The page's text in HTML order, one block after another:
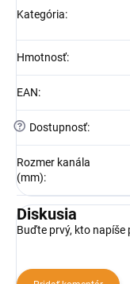
Kategória:
Hmotnosť:
EAN:
? Dostupnosť:
Rozmer kanála
(mm):
Diskusia
Buďte prvý, kto napíše